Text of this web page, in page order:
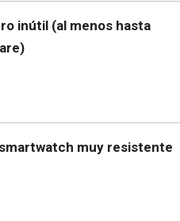
inútil (al menos hasta
muy resistente